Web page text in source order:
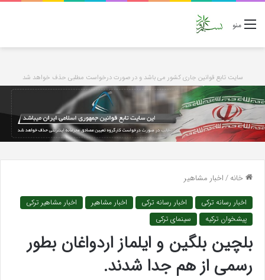
منو
سایت تابع قوانین جاری کشور می باشد و در صورت درخواست مطلبی حذف خواهد شد
خانه/اخبار مشاهیر
اخبار رسانه ترکی اخبار رسانه ترکی اخبار مشاهیر
اخبار مشاهیر ترکی
پیشخوان ترکیه
سینمای ترکی
بلچین بلگین و ایلماز اردواغان بطور
رسمی از هم جدا شدند.